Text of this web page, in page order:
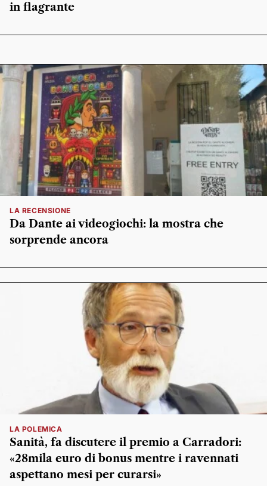
in flagrante
LA RECENSIONE
Da Dante ai videogiochi: la mostra che
sorprende ancora
LA POLEMICA
Sanità, fa discutere il premio a Carradori:
«28mila euro di bonus mentre i ravennati
aspettano mesi per curarsi»